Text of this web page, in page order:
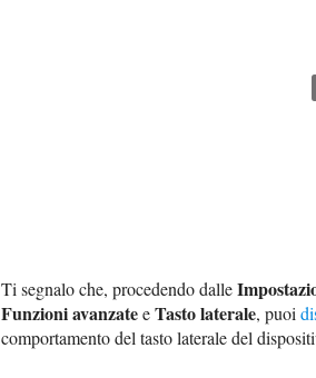
Ti segnalo che, procedendo dalle
Funzioni avanzateeTasto laterale, puoi
comportamento del tasto laterale del